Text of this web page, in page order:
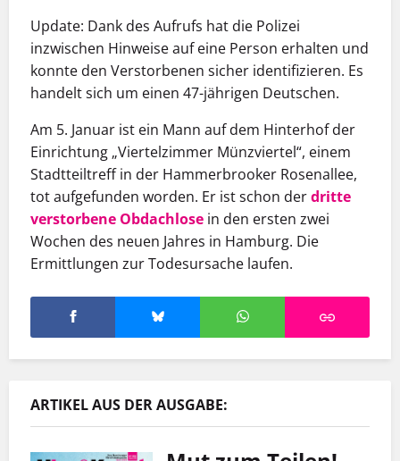
Update: Dank des Aufrufs hat die Polizei
inzwischen Hinweise auf eine Person erhalten und
konnte den Verstorbenen sicher identifizieren. Es
handelt sich um einen 47-jährigen Deutschen.
Am 5. Januar ist ein Mann auf dem Hinterhof der
Einrichtung „Viertelzimmer Münzviertel“, einem
Stadtteiltreff in der Hammerbrooker Rosenallee,
tot aufgefunden worden. Er ist schon derdritte
verstorbene Obdachlose in den ersten zwei
Wochen des neuen Jahres in Hamburg. Die
Ermittlungen zur Todesursache laufen.
ARTIKEL AUS DER AUSGABE: